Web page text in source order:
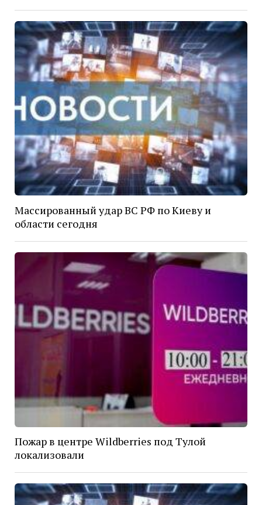
Массированный удар ВС РФ по Киеву и
области сегодня
Пожар в центре Wildberries под Тулой
локализовали